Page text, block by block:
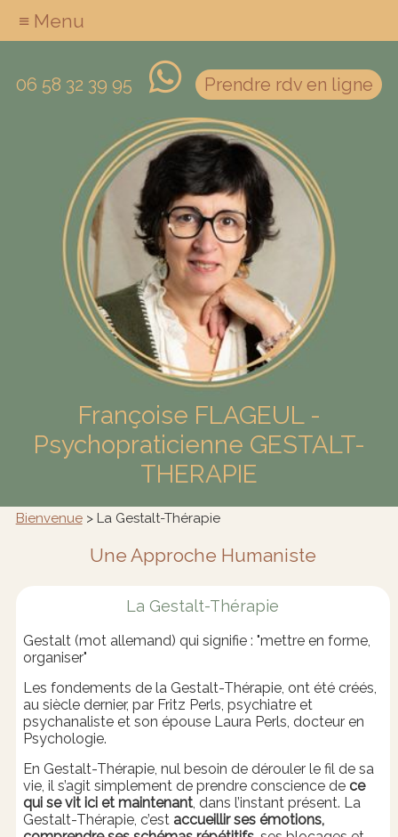
06 58 32 39 95 Prendre rdv en ligne
Françoise FLAGEUL -
Psychopraticienne GESTALT-
THERAPIE
≡ Menu
Bienvenue> La Gestalt-Thérapie
Une Approche Humaniste
La Gestalt-Thérapie
Gestalt (mot allemand) qui signifie : "mettre en forme,
organiser"
Les fondements de la Gestalt-Thérapie, ont été créés,
au siècle dernier, par Fritz Perls, psychiatre et
psychanaliste et son épouse Laura Perls, docteur en
Psychologie.
En Gestalt-Thérapie, nul besoin de dérouler le fil de sa
vie, il s’agit simplement de prendre conscience de ce
qui se vit ici et maintenant, dans l’instant présent. La
Gestalt-Thérapie, c’est accueillir ses émotions,